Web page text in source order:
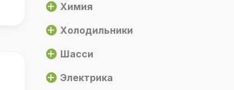
Химия
Холодильники
Шасси
Электрика